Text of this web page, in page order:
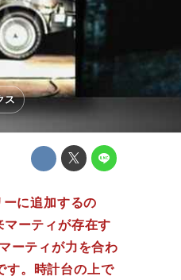
ス
に追加するの
ーティが存在す
ーティが力を合わ
す。時計台の上で